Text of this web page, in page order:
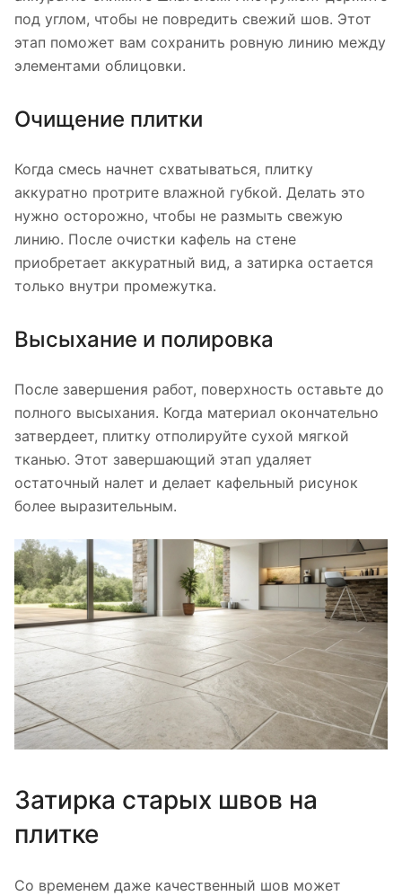
под углом, чтобы не повредить свежий шов. Этот
этап поможет вам сохранить ровную линию между
элементами облицовки.
Очищение плитки
Когда смесь начнет схватываться, плитку
аккуратно протрите влажной губкой. Делать это
нужно осторожно, чтобы не размыть свежую
линию. После очистки кафель на стене
приобретает аккуратный вид, а затирка остается
только внутри промежутка.
Высыхание и полировка
После завершения работ, поверхность оставьте до
полного высыхания. Когда материал окончательно
затвердеет, плитку отполируйте сухой мягкой
тканью. Этот завершающий этап удаляет
остаточный налет и делает кафельный рисунок
более выразительным.
Затирка старых швов на
плитке
Со временем даже качественный шов может